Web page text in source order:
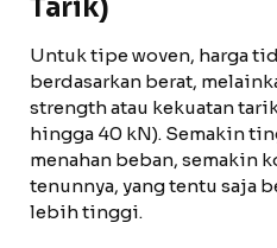
Tarik)
Untuk tipe woven, harga
berdasarkan berat,
strength atau kekuatan
hingga 40 kN). Semakin
menahan beban, semakin
tenunnya, yang tentu saja
lebih tinggi.